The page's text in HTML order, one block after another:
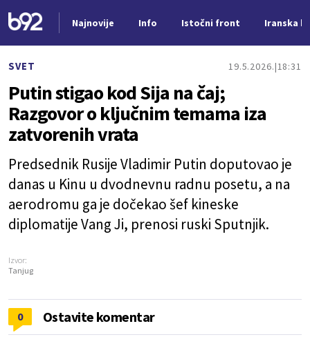
Najnovije Info Istočni front Iranska
SVET 19.5.2026. 18:31
Putin stigao kod Sija na čaj;
Razgovor o ključnim temama iza
zatvorenih vrata
Predsednik Rusije Vladimir Putin doputovao je
danas u Kinu u dvodnevnu radnu posetu, a na
aerodromu ga je dočekao šef kineske
diplomatije Vang Ji, prenosi ruski Sputnjik.
Izvor:
Tanjug
0 Ostavite komentar